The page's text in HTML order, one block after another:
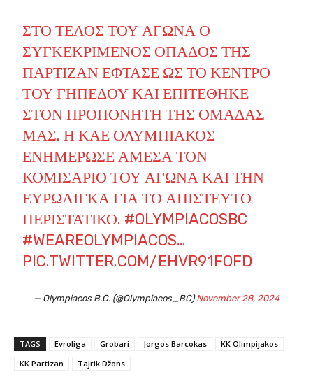
ΣΤΟ ΤΈΛΟΣ ΤΟΥ ΑΓΏΝΑ Ο
ΣΥΓΚΕΚΡΙΜΈΝΟΣ ΟΠΑΔΌΣ ΤΗΣ
ΠΑΡΤΙΖΆΝ ΈΦΤΑΣΕ ΩΣ ΤΟ ΚΈΝΤΡΟ
ΤΟΥ ΓΗΠΈΔΟΥ ΚΑΙ ΕΠΙΤΈΘΗΚΕ
ΣΤΟΝ ΠΡΟΠΟΝΗΤΉ ΤΗΣ ΟΜΆΔΑΣ
ΜΑΣ. Η ΚΑΕ ΟΛΥΜΠΙΑΚΟΣ
ΕΝΗΜΈΡΩΣΕ ΆΜΕΣΑ ΤΟΝ
ΚΟΜΙΣΆΡΙΟ ΤΟΥ ΑΓΏΝΑ ΚΑΙ ΤΗΝ
ΕΥΡΩΛΊΓΚΑ ΓΙΑ ΤΟ ΑΠΊΣΤΕΥΤΟ
ΠΕΡΙΣΤΑΤΙΚΌ. #OLYMPIACOSBC
#WEAREOLYMPIACOS…
PIC.TWITTER.COM/EHVR91FOFD
— Olympiacos B.C. (@Olympiacos_BC)November 28, 2024
TAGS Evroliga Grobari Jorgos Barcokas
KK Olimpijakos
KK Partizan
Tajrik Džons